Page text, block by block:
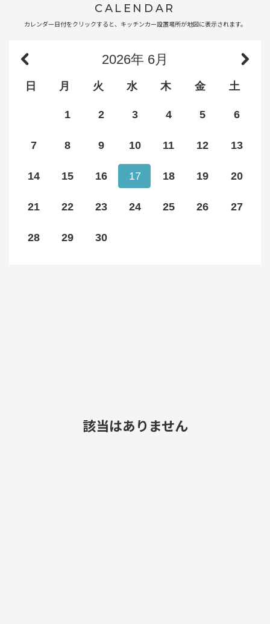
CALENDAR
カレンダー日付をクリックすると、キッチンカー設置場所が地図に表示されます。
2026年 6月
日 月 火 水 木 金 土
1 2 3 4 5 6
7 8 9 10 11 12 13
14 15 16 17 18 19 20
21 22 23 24 25 26 27
28 29 30
該当はありません